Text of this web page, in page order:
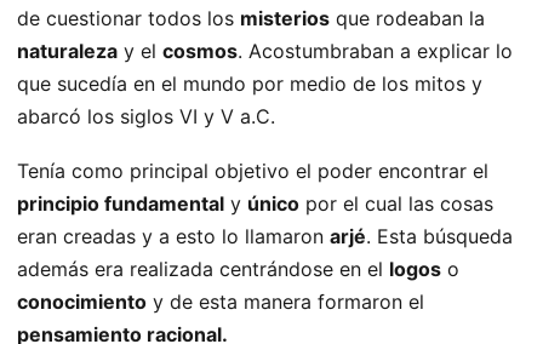
de cuestionar todos los misterios que rodeaban la
naturaleza y el cosmos. Acostumbraban a explicar lo
que sucedía en el mundo por medio de los mitos y
abarcó los siglos VI y V a.C.
Tenía como principal objetivo el poder encontrar el
principio fundamental y único por el cual las cosas
eran creadas y a esto lo llamaron arjé. Esta búsqueda
además era realizada centrándose en el logos o
conocimiento y de esta manera formaron el
pensamiento racional.